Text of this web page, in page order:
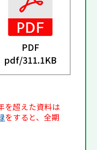
PDF
pdf/311.1KB
を超えた資料は
をすると、全期